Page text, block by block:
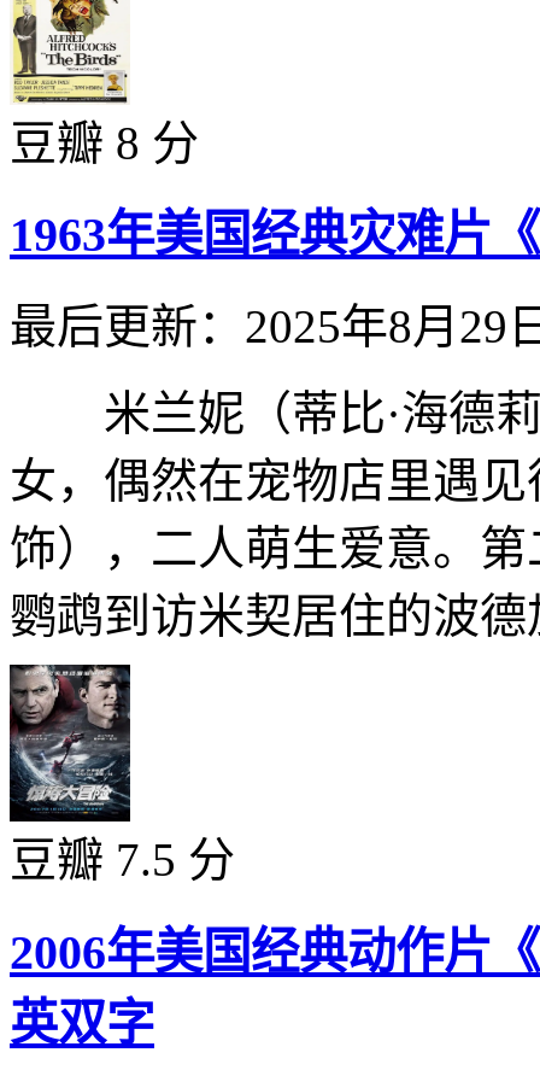
豆瓣 8 分
1963年美国经典灾难片
最后更新：2025年8月29
米兰妮（蒂比·海德莉
女，偶然在宠物店里遇
饰），二人萌生爱意。
鹦鹉到访米契居住的波
豆瓣 7.5 分
2006年美国经典动作片
英双字